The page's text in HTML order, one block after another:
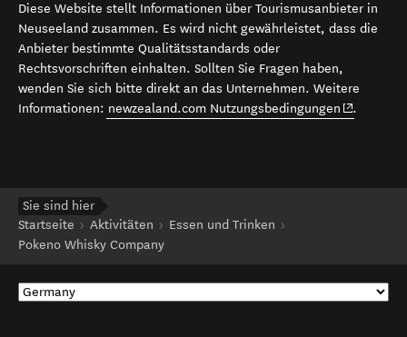
Diese Website stellt Informationen über Tourismusanbieter in
Neuseeland zusammen. Es wird nicht gewährleistet, dass die
Anbieter bestimmte Qualitätsstandards oder
Rechtsvorschriften einhalten. Sollten Sie Fragen haben,
wenden Sie sich bitte direkt an das Unternehmen. Weitere
Informationen: newzealand.com Nutzungsbedingungen (opens in
.
Sie sind hier
Startseite
Aktivitäten
Essen und Trinken
Pokeno Whisky Company